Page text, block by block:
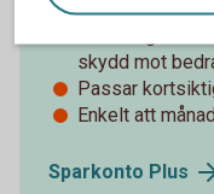
skydd mot
Passar
Enkelt att
Sparkonto Plus